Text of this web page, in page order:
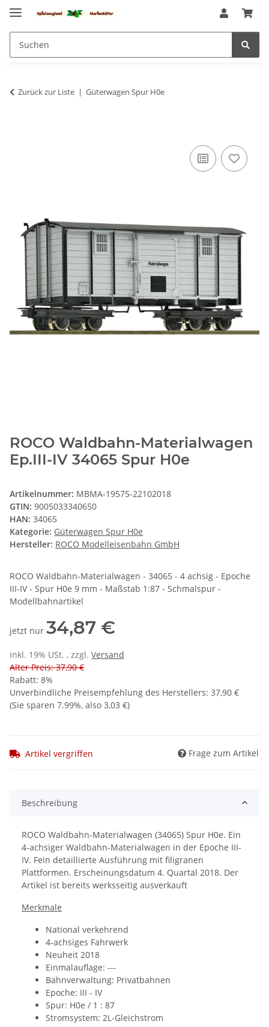
Zurück zur Liste Güterwagen Spur H0e
ROCO Waldbahn-Materialwagen
Ep.III-IV 34065 Spur H0e
Artikelnummer: MBMA-19575-22102018
GTIN: 9005033340650
HAN: 34065
Kategorie: Güterwagen Spur H0e
Hersteller: ROCO Modelleisenbahn GmbH
ROCO Waldbahn-Materialwagen - 34065 - 4 achsig - Epoche
III-IV - Spur H0e 9 mm - Maßstab 1:87 - Schmalspur -
Modellbahnartikel
jetzt nur 34,87 €
inkl. 19% USt. , zzgl. Versand
Alter Preis: 37,90 €
Rabatt: 8%
Unverbindliche Preisempfehlung des Herstellers: 37,90 €
(Sie sparen 7.99%, also 3,03 €)
Artikel vergriffen Frage zum Artikel
Beschreibung
ROCO Waldbahn-Materialwagen (34065) Spur H0e. Ein
4-achsiger Waldbahn-Materialwagen in der Epoche III-
IV. Fein detaillierte Ausführung mit filigranen
Plattformen. Erscheinungsdatum 4. Quartal 2018. Der
Artikel ist bereits werksseitig ausverkauft
Merkmale
National verkehrend
4-achsiges Fahrwerk
Neuheit 2018
Einmalauflage: ---
Bahnverwaltung: Privatbahnen
Epoche: III - IV
Spur: H0e / 1 : 87
Stromsystem: 2L-Gleichstrom